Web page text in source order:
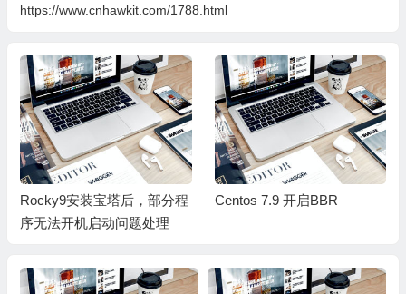
https://www.cnhawkit.com/1788.html
Rocky9安装宝塔后，部分程
序无法开机启动问题处理
Centos 7.9 开启BBR